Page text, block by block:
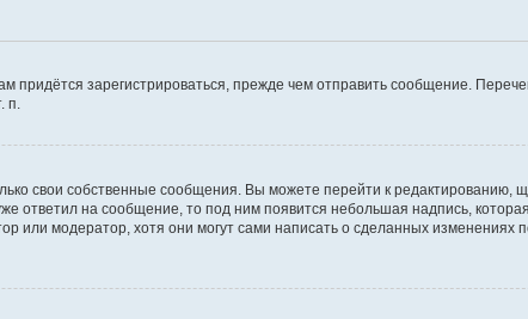
зарегистрироваться, прежде чем отправить сообщение.
п.
свои собственные сообщения. Вы можете перейти к редактированию,
ответил на сообщение, то под ним появится небольшая надпись,
или модератор, хотя они могут сами написать о сделанных изменениях